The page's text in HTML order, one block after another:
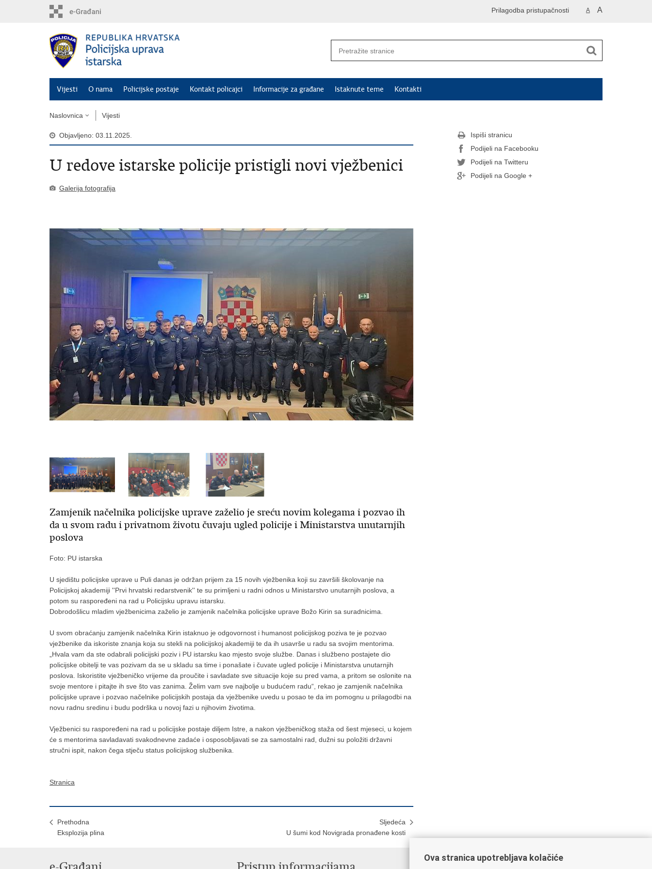
A A
Prilagodba pristupačnosti
Vijesti O nama Policijske postaje Kontakt policajci Informacije za građane Istaknute teme Kontakti
Naslovnica Vijesti
Objavljeno: 03.11.2025.
U redove istarske policije pristigli novi vježbenici
Galerija fotografija
Zamjenik načelnika policijske uprave zaželio je sreću novim kolegama i pozvao ih
da u svom radu i privatnom životu čuvaju ugled policije i Ministarstva unutarnjih
poslova
Foto: PU istarska
U sjedištu policijske uprave u Puli danas je održan prijem za 15 novih vježbenika koji su završili školovanje na
Policijskoj akademiji ''Prvi hrvatski redarstvenik'' te su primljeni u radni odnos u Ministarstvo unutarnjih poslova, a
potom su raspoređeni na rad u Policijsku upravu istarsku.
Dobrodošlicu mladim vježbenicima zaželio je zamjenik načelnika policijske uprave Božo Kirin sa suradnicima.
U svom obraćanju zamjenik načelnika Kirin istaknuo je odgovornost i humanost policijskog poziva te je pozvao
vježbenike da iskoriste znanja koja su stekli na policijskoj akademiji te da ih usavrše u radu sa svojim mentorima.
„Hvala vam da ste odabrali policijski poziv i PU istarsku kao mjesto svoje službe. Danas i službeno postajete dio
policijske obitelji te vas pozivam da se u skladu sa time i ponašate i čuvate ugled policije i Ministarstva unutarnjih
poslova. Iskoristite vježbeničko vrijeme da proučite i savladate sve situacije koje su pred vama, a pritom se oslonite na
svoje mentore i pitajte ih sve što vas zanima. Želim vam sve najbolje u budućem radu“, rekao je zamjenik načelnika
policijske uprave i pozvao načelnike policijskih postaja da vježbenike uvedu u posao te da im pomognu u prilagodbi na
novu radnu sredinu i budu podrška u novoj fazi u njihovim životima.
Vježbenici su raspoređeni na rad u policijske postaje diljem Istre, a nakon vježbeničkog staža od šest mjeseci, u kojem
će s mentorima savladavati svakodnevne zadaće i osposobljavati se za samostalni rad, dužni su položiti državni
stručni ispit, nakon čega stječu status policijskog službenika.
Stranica
Prethodna
Eksplozija plina
Sljedeća
U šumi kod Novigrada pronađene kosti
Ispiši stranicu
Podijeli na Facebooku
Podijeli na Twitteru
Podijeli na Google +
Ova stranica upotrebljava kolačiće